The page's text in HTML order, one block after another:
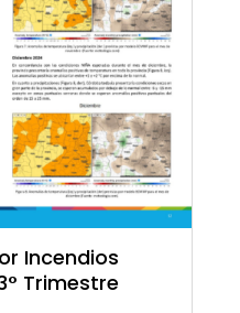
Incendios
Trimestre